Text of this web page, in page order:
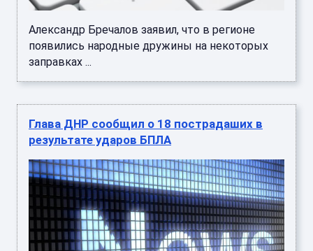
Александр Бречалов заявил, что в регионе
появились народные дружины на некоторых
заправках ...
Глава ДНР сообщил о 18 пострадаших в
результате ударов БПЛА